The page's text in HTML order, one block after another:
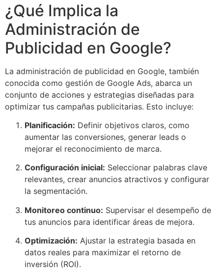
¿Qué Implica la
Administración de
Publicidad en Google?
La administración de publicidad en Google, también
conocida como gestión de Google Ads, abarca un
conjunto de acciones y estrategias diseñadas para
optimizar tus campañas publicitarias. Esto incluye:
Planificación: Definir objetivos claros, como
aumentar las conversiones, generar leads o
mejorar el reconocimiento de marca.
Configuración inicial: Seleccionar palabras clave
relevantes, crear anuncios atractivos y configurar
la segmentación.
Monitoreo continuo: Supervisar el desempeño de
tus anuncios para identificar áreas de mejora.
Optimización: Ajustar la estrategia basada en
datos reales para maximizar el retorno de
inversión (ROI).